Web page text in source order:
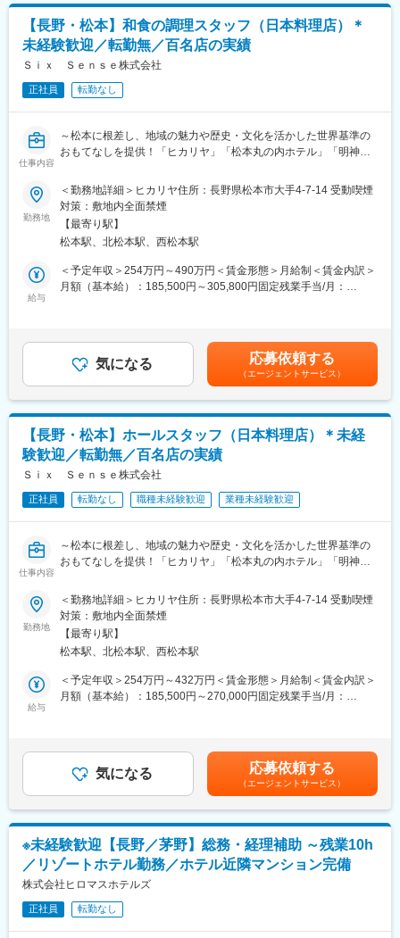
変更の範囲：会社の定める業務
■職務の魅力・特徴
「松本城に行くけど他にお勧めスポットはある？」「地酒を買う
のに良いお店を教えてほしい」など松本近郊の観光スポットをご
案内したり、記念日などのサプライズ対応を行ったり！お客様1組
にじっくりと関わっていけるのが当社で働く魅力で、松本の旬な
食材や歴史ある風景を楽しんでいただくような丁寧な接客を心掛
けています。
■実績
ー」に加盟！
・レストランガイド「ゴ・エ・ミヨ」に 「ヒカリヤニシ」が松本
市で初掲載！
・Satoyama villa 本陣 「ウェルネスディスティネーション アワー
・「TRAIN SUITE 四季島」のランチを 総料理長 田邉真宏が３年
連続で担当
リゾート）』をコンセプトに、旅館・ホテル・レストラン・ウエ
ディング・古民家宿泊・福祉事業所などを展開！グループ全体の
シナジー効果を活用しながら、松本に貢献しています。
◎『扉温泉 明神館』や、松本城に最も近くて松本の歴史を感じら
れる『松本丸の内ホテル』、130年以上前に建てられた名門商家
にて日本料理やフレンチが楽しめる『ヒカリヤ』などを運営して
います。
◎「古民家を活用した里山地域の活性化」「芸術祭の開催」「福
祉事業所の開所」など、松本城界隈の企業や商店、自治体と連携
【長野・松本】和食の調理スタッフ（日本料理店）＊
未経験歓迎／転勤無／百名店の実績
Ｓｉｘ Ｓｅｎｓｅ株式会社
正社員 転勤なし
仕事内容
～松本に根差し、地域の魅力や歴史・文化を活かした世界基準の
おもてなしを提供！「ヒカリヤ」「松本丸の内ホテル」「明神
■職務内容
地産の厳選食材を活かした日本料理店「ヒカリヤヒガシ」で調理
場における業務全般としてご勤務いただきます。
・材料の準備、仕込み、調理、盛り付け等の調理業務全般
・新メニューの考案
■職務の魅力・特徴
ヒカリヤヒガシは明治初期のお屋敷を改装した趣のある日本料理
■会社の魅力・特徴
当社は『Sense of Place（その土地の感覚が味わえるウェルネス
リゾート）』をコンセプトに、旅館・ホテル・レストラン・ウエ
ディング・古民家宿泊・福祉事業所などを展開！グループ全体の
シナジー効果を活用しながら、松本に貢献しています。
◎『明神館』や『ヒカリヤニシ』は、厳格な審査をクリアしたホ
テル・レストランだけが認められる「ルレ・エ・シャトー」に認
定！日本では稀有であり、全国各地のお客様にご利用いただいて
◎「地域と一緒に成長」「地域のモノ・コトを発信」：松本城周
辺を盛り上げていくことを目的に「松本城・三の丸倶楽部」に参
画！「古民家を活用した里山地域の活性化」「芸術祭の開催」
「福祉事業所の開所」など、松本城界隈の企業や商店、自治体と
していく活動も行っております。
◎標高1,050m・八ヶ岳中信高原国定公園の大自然の中に佇み、自
商家にて日本料理やフレンチが楽しめる『光屋（ひかるや）』な
どを運営しています。
勤務地
＜勤務地詳細＞ヒカリヤ住所：長野県松本市大手4-7-14 受動喫煙
対策：敷地内全面禁煙
【最寄り駅】
松本駅、北松本駅、西松本駅
給与
＜予定年収＞254万円～490万円＜賃金形態＞月給制＜賃金内訳＞
月額（基本給）：185,500円～305,800円固定残業手当/月：
給：あり（月1,000円～）■賞与：あり※昇給・賞与は会社業績・
勤務評定によります。賃金はあくまでも目安の金額であり、選考
を通じて上下する可能性があります。月給(月額)は固定手当を含め
た表記です。
気になる 応募依頼する
（エージェントサービス）
【長野・松本】ホールスタッフ（日本料理店）＊未経
験歓迎／転勤無／百名店の実績
Ｓｉｘ Ｓｅｎｓｅ株式会社
正社員 転勤なし 職種未経験歓迎 業種未経験歓迎
仕事内容
～松本に根差し、地域の魅力や歴史・文化を活かした世界基準の
おもてなしを提供！「ヒカリヤ」「松本丸の内ホテル」「明神
■職務内容
地産の厳選食材を活かした日本料理店「ヒカリヤヒガシ」で料飲
サービススタッフとしてご勤務いただきます。
・お客様のお席までのご案内
・お料理、飲料のご提供及びお料理の説明
・下膳、片付け 等
店です。記念日や人生の節目等のハレの日にご利用いただくこと
も多く、お客様の大切な瞬間を共にお作りする喜びを感じれま
当社は『Sense of Place（その土地の感覚が味わえるウェルネス
リゾート）』をコンセプトに、旅館・ホテル・レストラン・ウエ
ディング・古民家宿泊・福祉事業所などを展開！グループ全体の
シナジー効果を活用しながら、松本に貢献しています。
◎『明神館』や『ヒカリヤニシ』は、厳格な審査をクリアしたホ
テル・レストランだけが認められる「ルレ・エ・シャトー」に認
定！日本では稀有であり、全国各地のお客様にご利用いただいて
勤務地
＜勤務地詳細＞ヒカリヤ住所：長野県松本市大手4-7-14 受動喫煙
対策：敷地内全面禁煙
【最寄り駅】
松本駅、北松本駅、西松本駅
給与
＜予定年収＞254万円～432万円＜賃金形態＞月給制＜賃金内訳＞
月額（基本給）：185,500円～270,000円固定残業手当/月：
給：あり（月1,000円～）■賞与：あり※昇給・賞与は会社業績・
勤務評定によります。賃金はあくまでも目安の金額であり、選考
を通じて上下する可能性があります。月給(月額)は固定手当を含め
た表記です。
気になる 応募依頼する
（エージェントサービス）
※未経験歓迎【長野／茅野】総務・経理補助 ～残業10h
／リゾートホテル勤務／ホテル近隣マンション完備
株式会社ヒロマスホテルズ
正社員 転勤なし